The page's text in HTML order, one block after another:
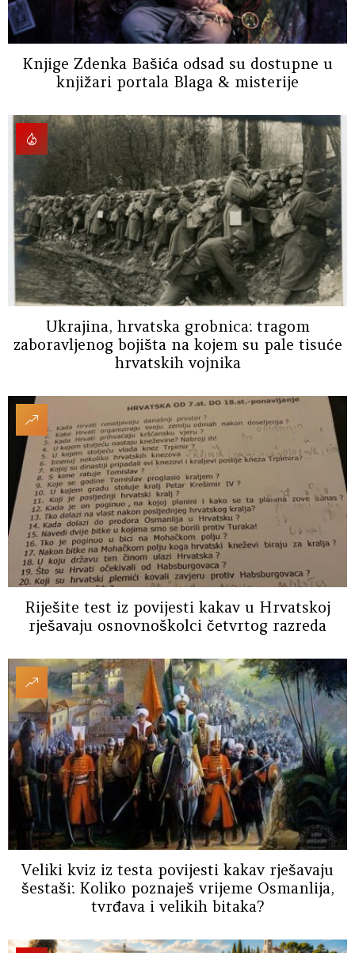
Knjige Zdenka Bašića odsad su dostupne u
knjižari portala Blaga & misterije
Ukrajina, hrvatska grobnica: tragom
zaboravljenog bojišta na kojem su pale tisuće
hrvatskih vojnika
Riješite test iz povijesti kakav u Hrvatskoj
rješavaju osnovnoškolci četvrtog razreda
Veliki kviz iz testa povijesti kakav rješavaju
šestaši: Koliko poznaješ vrijeme Osmanlija,
tvrđava i velikih bitaka?